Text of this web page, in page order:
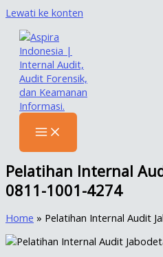
Lewati ke konten
Pelatihan Internal
0811-1001-4274
Home » Pelatihan Internal Audit